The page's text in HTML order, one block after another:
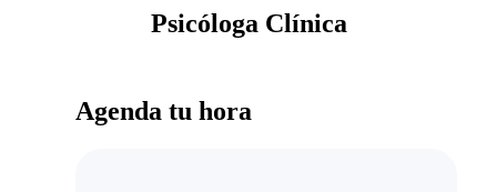
Psicóloga Clínica
Agenda tu hora